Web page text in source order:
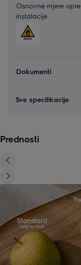
Osnovne mjere
instalacije.
Dokumenti
Sve specifikacije
Prednosti